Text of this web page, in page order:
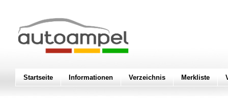
Startseite Informationen Verzeichnis Merkliste